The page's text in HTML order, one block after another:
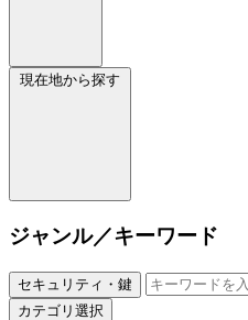
現在地から探す
ジャンル／キーワード
セキュリティ・鍵
カテゴリ選択